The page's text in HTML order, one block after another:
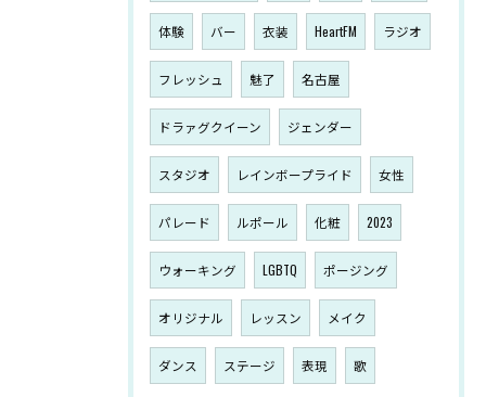
体験 バー 衣装 HeartFM ラジオ
フレッシュ 魅了 名古屋
ドラァグクイーン ジェンダー
スタジオ レインボープライド 女性
パレード ルポール 化粧 2023
ウォーキング LGBTQ ポージング
オリジナル レッスン メイク
ダンス ステージ 表現 歌